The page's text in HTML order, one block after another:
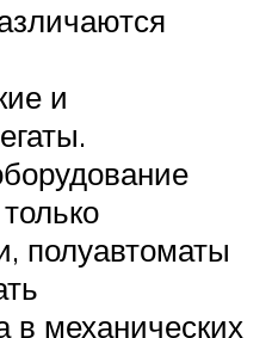
и
полуавтоматы
в механических